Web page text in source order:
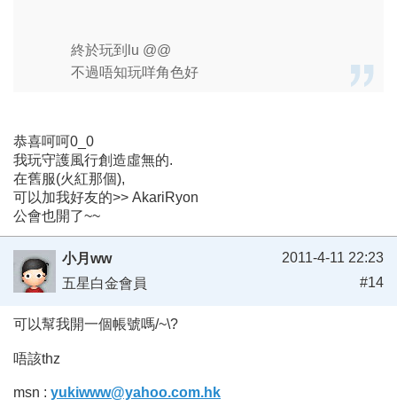
終於玩到lu @@
不過唔知玩咩角色好
恭喜呵呵0_0
我玩守護風行創造虛無的.
在舊服(火紅那個),
可以加我好友的>> AkariRyon
公會也開了~~
小月ww
五星白金會員
2011-4-11 22:23
#14
可以幫我開一個帳號嗎/~\?
唔該thz
msn : yukiwww@yahoo.com.hk